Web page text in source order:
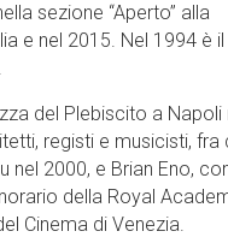
sezione “Aperto” alla
e nel 2015. Nel 1994 è il
del Plebiscito a Napoli
registi e musicisti, fra
nel 2000, e Brian Eno,
della Royal
Cinema di Venezia.